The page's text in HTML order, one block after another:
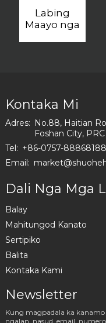
Labing
Maayo nga
nga
puthaw
nga
gipasinaw
nga
Gabinete
nga sofa
Kontaka Mi
Adres: No.88, Haitian
Foshan City,
Tel: +86-0757-88868188
Email:
Dali Nga Mga
Balay
Mahitungod Kanato
Sertipiko
Balita
Kontaka Kami
Newsletter
Kung magpadala ka
ngalan, nasud, email,